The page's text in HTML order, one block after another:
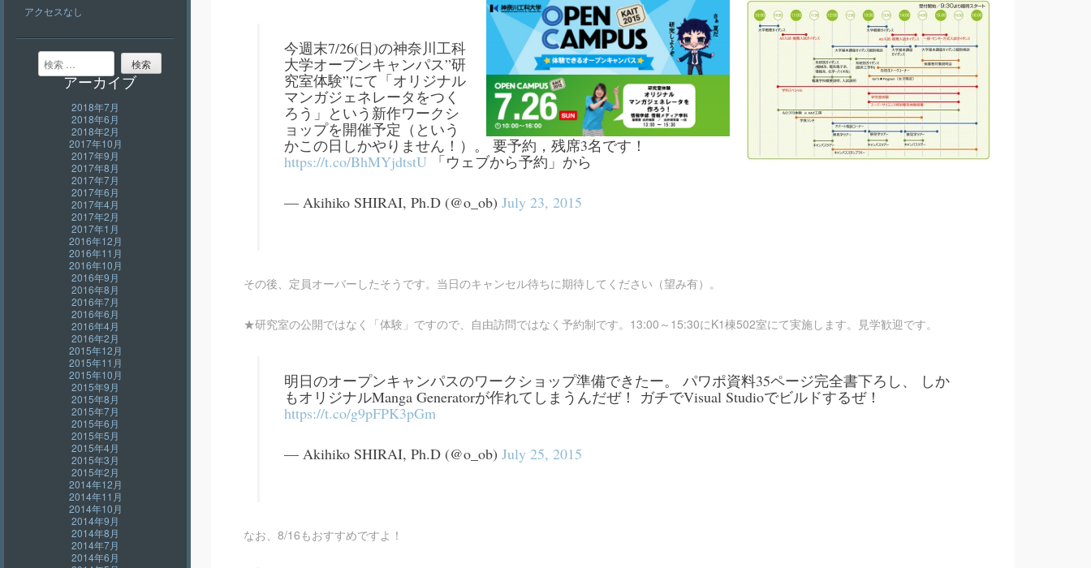
アクセスなし
検索
アーカイブ
2018年7月
2018年6月
2018年2月
2017年10月
2017年9月
2017年8月
2017年7月
2017年6月
2017年4月
2017年2月
2017年1月
2016年12月
2016年11月
2016年10月
2016年9月
2016年8月
2016年7月
2016年6月
2016年4月
2016年2月
2015年12月
2015年11月
2015年10月
2015年9月
2015年8月
2015年7月
2015年6月
2015年5月
2015年4月
2015年3月
2015年2月
2014年12月
2014年11月
2014年10月
2014年9月
2014年8月
2014年7月
2014年6月
今週末7/26(日)の神奈川工科
大学オープンキャンパス”研
究室体験”にて「オリジナル
マンガジェネレータをつく
ろう」という新作ワークシ
ョップを開催予定（という
かこの日しかやりません！）。 要予約，残席3名です！
https://t.co/BhMYjdtstU 「ウェブから予約」から
— Akihiko SHIRAI, Ph.D (@o_ob) July 23, 2015
その後、定員オーバーしたそうです。当日のキャンセル待ちに期待してください（望み有）。
★研究室の公開ではなく「体験」ですので、自由訪問ではなく予約制です。13:00～15:30にK1棟502室にて実施します。見学歓迎です。
明日のオープンキャンパスのワークショップ準備できたー。 パワポ資料35ページ完全書下ろし、 しか
もオリジナルManga Generatorが作れてしまうんだぜ！ ガチでVisual Studioでビルドするぜ！
https://t.co/g9pFPK3pGm
— Akihiko SHIRAI, Ph.D (@o_ob) July 25, 2015
なお、8/16もおすすめですよ！